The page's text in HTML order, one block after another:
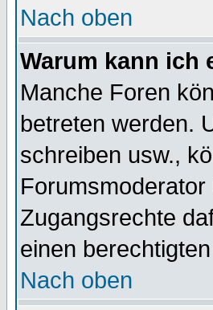
Nach oben
Warum kann ich
Manche Foren
betreten werden.
schreiben usw.,
Zugangsrechte
einen
Nach oben